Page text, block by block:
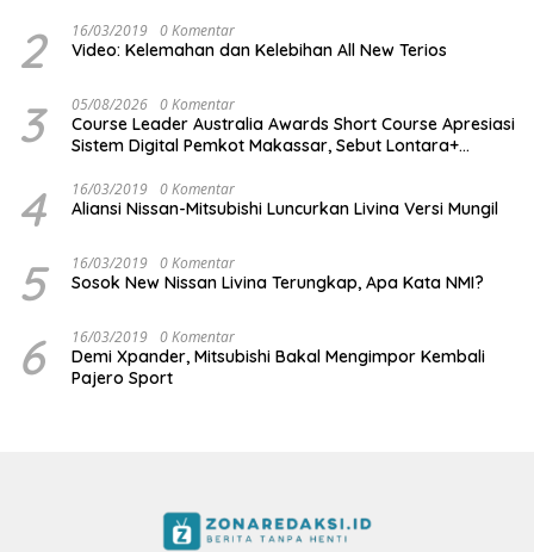
2 16/03/2019 0 Komentar
Video: Kelemahan dan Kelebihan All New Terios
3 05/08/2026 0 Komentar
Course Leader Australia Awards Short Course Apresiasi
Sistem Digital Pemkot Makassar, Sebut Lontara+
4 16/03/2019 0 Komentar
Aliansi Nissan-Mitsubishi Luncurkan Livina Versi Mungil
5 16/03/2019 0 Komentar
Sosok New Nissan Livina Terungkap, Apa Kata NMI?
6 16/03/2019 0 Komentar
Demi Xpander, Mitsubishi Bakal Mengimpor Kembali
Pajero Sport